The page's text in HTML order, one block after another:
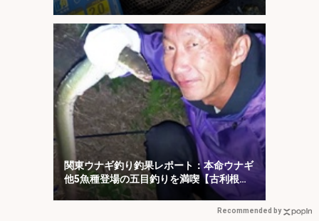
関東ウナギ釣り釣果レポート：本命ウナギ
他5魚種登場の五目釣りを満喫【古利根
川・埼玉】
Recommended by